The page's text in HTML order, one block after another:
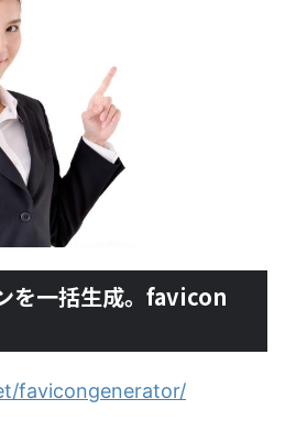
を一括生成。favicon
favicongenerator/